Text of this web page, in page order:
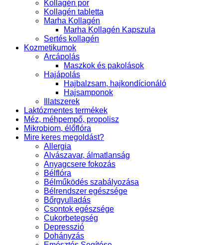
Kollagén por
Kollagén tabletta
Marha Kollagén
Marha Kollagén Kapszula
Sertés kollagén
Kozmetikumok
Arcápolás
Maszkok és pakolások
Hajápolás
Hajbalzsam, hajkondícionáló
Hajsamponok
Illatszerek
Laktózmentes termékek
Méz, méhpempő, propolisz
Mikrobiom, élőflóra
Mire keres megoldást?
Allergia
Alvászavar, álmatlanság
Anyagcsere fokozás
Bélflóra
Bélműködés szabályozása
Bélrendszer egészsége
Bőrgyulladás
Csontok egészsége
Cukorbetegség
Depresszió
Dohányzás